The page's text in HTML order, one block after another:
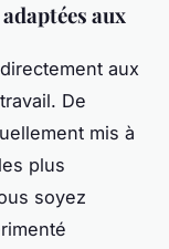
aux
aux
De
mis à
plus
soyez